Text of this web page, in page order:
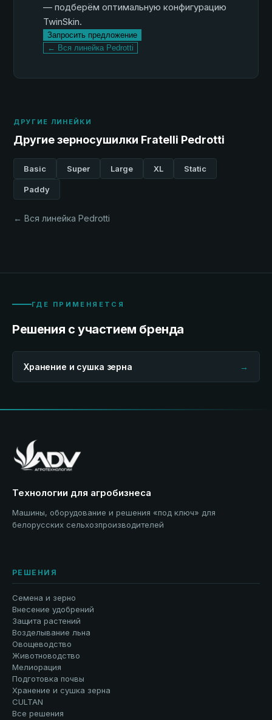
— подберём оптимальную конфигурацию
TwinSkin.
Запросить предложение
← Вся линейка Pedrotti
ДРУГИЕ ЛИНЕЙКИ
Другие зерносушилки Fratelli Pedrotti
Basic Super Large XL Static
Paddy
← Вся линейка Pedrotti
ГДЕ ПРИМЕНЯЕТСЯ
Решения с участием бренда
Хранение и сушка зерна →
Технологии для агробизнеса
Машины, оборудование и решения «под ключ» для
белорусских сельхозпроизводителей
РЕШЕНИЯ
Семена и зерно
Внесение удобрений
Защита растений
Возделывание льна
Овощеводство
Животноводство
Мелиорация
Подготовка почвы
Хранение и сушка зерна
CULTAN
Все решения